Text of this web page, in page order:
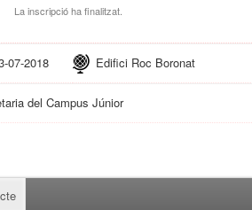
La inscripció ha finalitzat.
07-2018 Edifici Roc Boronat
del Campus Júnior